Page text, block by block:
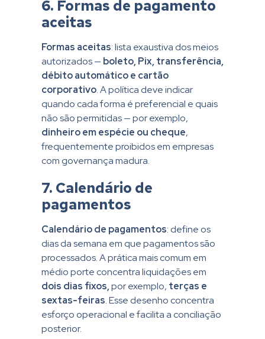
6. Formas de pagamento
aceitas
Formas aceitas: lista exaustiva dos meios
autorizados — boleto, Pix, transferência,
débito automático e cartão
corporativo. A política deve indicar
quando cada forma é preferencial e quais
não são permitidas — por exemplo,
dinheiro em espécie ou cheque,
frequentemente proibidos em empresas
com governança madura.
7. Calendário de
pagamentos
Calendário de pagamentos: define os
dias da semana em que pagamentos são
processados. A prática mais comum em
médio porte concentra liquidações em
dois dias fixos,por exemplo, terças e
sextas-feiras. Esse desenho concentra
esforço operacional e facilita a conciliação
posterior.